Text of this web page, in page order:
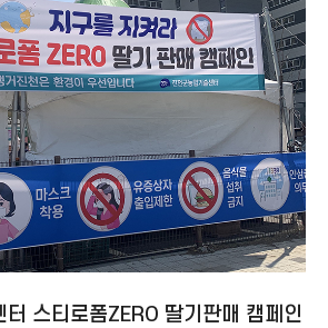
터 스티로폼ZERO 딸기판매 캠페인